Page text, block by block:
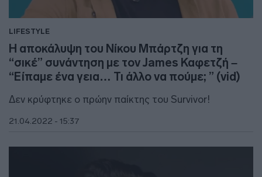
LIFESTYLE
Η αποκάλυψη του Νίκου Μπάρτζη για τη
“σικέ” συνάντηση με τον James Καφετζή –
“Είπαμε ένα γεια… Τι άλλο να πούμε; ” (vid)
Δεν κρύφτηκε ο πρώην παίκτης του Survivor!
21.04.2022 - 15:37